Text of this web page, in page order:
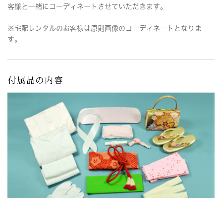
客様と一緒にコーディネートさせていただきます。
※宅配レンタルのお客様は原則画像のコーディネートとなりま
す。
付属品の内容